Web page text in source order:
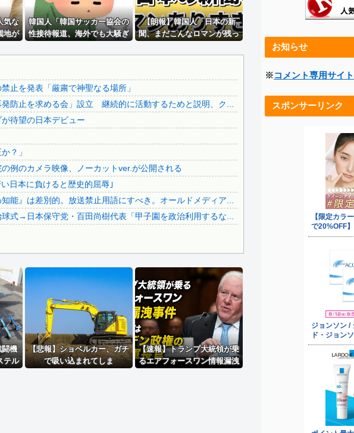
...
...
...
...
...
ｗ...
...
...
【画像】 セブンイレブン、ついに神商品を販売
【悲報】坂口杏里、逃走ｗｗｗｗｗｗｗｗｗｗｗ
会社「君、転勤ね」→ 男性社員「それなら妻のほうが稼ぎい...
【拡散希望】辺野古転覆事故遺族が「全容解明と再発防止を求...
中国人による密漁が止まらない
【必見動画】手術中に熊本地震発生…熊本総合病院の例のカメ...
【ヤバすぎ】韓国紙｢サッカー韓国U23代表、2歳若い日本...
無気力な韓国代表、オーストリアにも0-1で敗北…3月のA...
3.1節がある月なのに…3月のカレンダーに日本の富士山・...
韓国代表、コートジボワールに0対4で完敗＝韓国の反応
Powered by livedoor 相互RSS
気な
地が
韓国人「韓国サッカー協会の
性接待報道、海外でも大騒ぎ
録取り消しの声も」→「マジ
う価値がある」「国民や国が
築いた国格をサッカー選手が
足で蹴り飛ばすね」
【朗報】韓国人「日本の新
聞、まだこんなロマンが残っ
止を発表「厳粛で神聖なる場所」
防止を求める会」設立 継続的に活動するためと説明、ク...
待望の日本デビュー
？」
例のカメラ映像、ノーカットver.が公開される
日本に負けると歴史的屈辱｣
能』は差別的。放送禁止用語にすべき。オールドメディア...
式→日本保守党・百田尚樹代表「甲子園を政治利用するな...
機
テル
【悲報】ショベルカー、ガチ
で吸い込まれてしま
【速報】トランプ大統領が乗
るエアフォースワン情報漏洩
お知らせ
※コメント専用サイト
スポンサーリンク